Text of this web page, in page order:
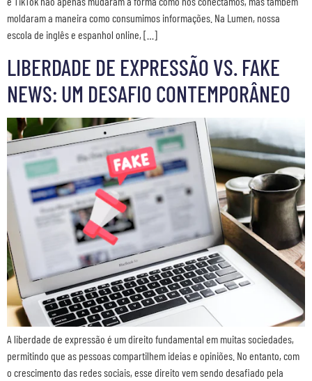
moldaram a maneira como consumimos informações. Na Lumen, nossa
escola de inglês e espanhol online, […]
LIBERDADE DE EXPRESSÃO VS. FAKE
NEWS: UM DESAFIO CONTEMPORÂNEO
A liberdade de expressão é um direito fundamental em muitas sociedades,
permitindo que as pessoas compartilhem ideias e opiniões. No entanto, com
o crescimento das redes sociais, esse direito vem sendo desafiado pela